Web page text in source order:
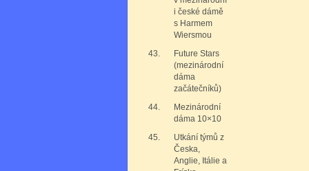
i české dámě
s Harmem
Wiersmou
43.
Future Stars
(mezinárodní
dáma
začátečníků)
44.
Mezinárodní
dáma 10×10
45.
Utkání týmů z
Česka,
Anglie, Itálie a